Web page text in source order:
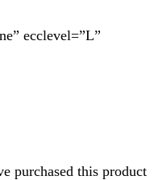
ecclevel=”L”
purchased this product